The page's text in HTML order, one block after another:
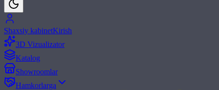
Shaxsiy kabinetKirish
3D Vizualizator
Katalog
Showroomlar
Hamkorlarga